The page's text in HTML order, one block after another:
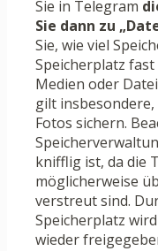
Sie in Telegram
Sie dann zu
Sie, wie viel
Speicherplatz fast
Medien oder
gilt insbesondere,
Fotos sichern.
knifflig ist, da die
möglicherweise
verstreut sind.
Speicherplatz
wieder